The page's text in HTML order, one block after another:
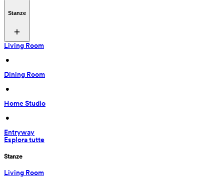
Stanze
Living Room
•
Dining Room
•
Home Studio
•
Entryway
Esplora tutte
Stanze
Living Room